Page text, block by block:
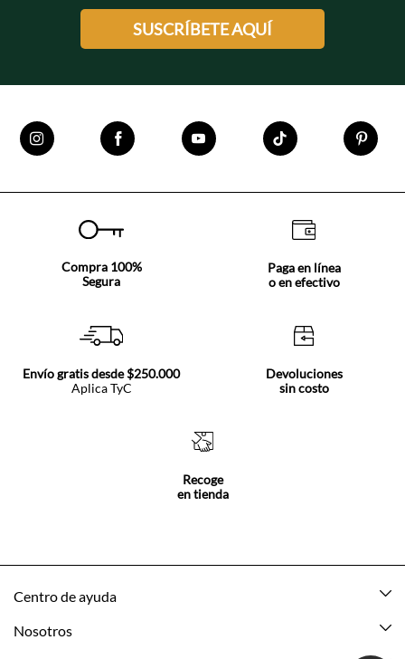
SUSCRÍBETE AQUÍ
Compra 100%
Segura
Paga en línea
o en efectivo
Envío gratis desde $250.000
Aplica TyC
Devoluciones
sin costo
Recoge
en tienda
Centro de ayuda
Mis pedidos
Nosotros